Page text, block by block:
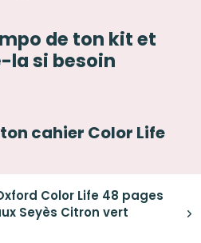
de ton kit et
la si besoin
cahier Color Life
Color Life 48 pages
Seyès Citron vert